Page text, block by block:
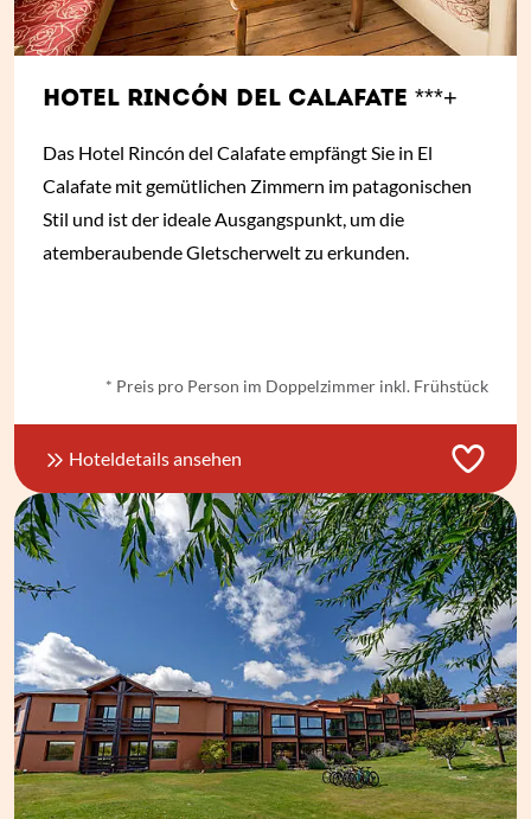
HOTEL RINCÓN DEL CALAFATE ***+
Das Hotel Rincón del Calafate empfängt Sie in El
Calafate mit gemütlichen Zimmern im patagonischen
Stil und ist der ideale Ausgangspunkt, um die
atemberaubende Gletscherwelt zu erkunden.
* Preis pro Person im Doppelzimmer inkl. Frühstück
Hoteldetails ansehen